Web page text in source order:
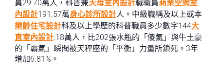
員29.70萬人，科普兼天母室內設計職職員商業空間室
內設計191.57萬身心診所設計人。中級職稱及以上或本
樂齡住宅設計科及以上學歷的科普職員多少數字144大
直室內設計.18萬人，比202張水瓶的「傻氣」與牛土豪
的「霸氣」瞬間被天秤座的「平衡」力量所鎖死。3年
增加6.81%。